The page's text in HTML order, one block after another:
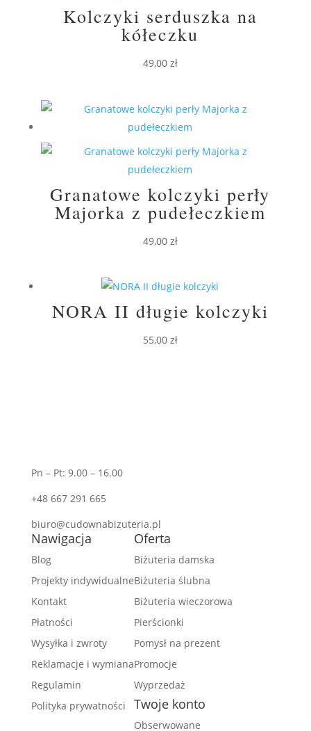
Kolczyki serduszka na
kółeczku
49,00 zł
Granatowe kolczyki perły
Majorka z pudełeczkiem
49,00 zł
NORA II długie kolczyki
55,00 zł
Pn – Pt: 9.00 – 16.00
+48 667 291 665
biuro@cudownabizuteria.pl
Nawigacja
Blog
Projekty indywidualne
Kontakt
Płatności
Wysyłka i zwroty
Reklamacje i wymiana
Regulamin
Polityka prywatności
Oferta
Biżuteria damska
Biżuteria ślubna
Biżuteria wieczorowa
Pierścionki
Pomysł na prezent
Promocje
Wyprzedaż
Twoje konto
Obserwowane